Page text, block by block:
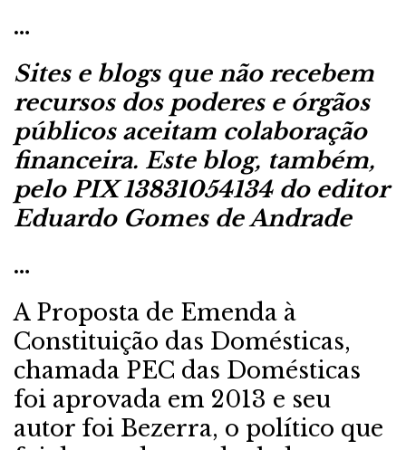
…
Sites e blogs que não recebem
recursos dos poderes e órgãos
públicos aceitam colaboração
financeira. Este blog, também,
pelo PIX 13831054134 do editor
Eduardo Gomes de Andrade
…
A Proposta de Emenda à
Constituição das Domésticas,
chamada PEC das Domésticas
foi aprovada em 2013 e seu
autor foi Bezerra, o político que